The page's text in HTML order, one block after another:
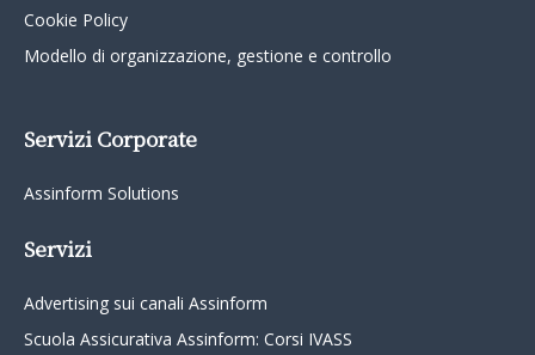
Cookie Policy
Modello di organizzazione, gestione e controllo
Servizi Corporate
Assinform Solutions
Servizi
Advertising sui canali Assinform
Scuola Assicurativa Assinform: Corsi IVASS